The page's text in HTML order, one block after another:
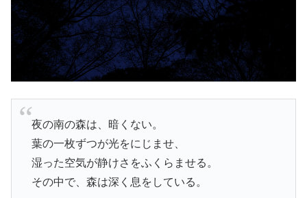
夜の南の森は、暗くない。
葉の一枚ずつが光をにじませ、
湿った空気が静けさをふくらませる。
その中で、森は深く息をしている。